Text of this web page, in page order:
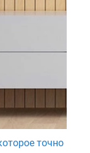
точно